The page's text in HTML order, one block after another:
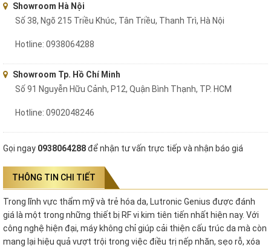
Showroom Hà Nội
Số 38, Ngõ 215 Triều Khúc, Tân Triều, Thanh Trì, Hà Nội
Hotline: 0938064288
Showroom Tp. Hồ Chí Minh
Số 91 Nguyễn Hữu Cảnh, P12, Quận Bình Thạnh, TP. HCM
Hotline: 0902048246
Gọi ngay 0938064288để nhận tư vấn trực tiếp và nhận báo giá
THÔNG TIN CHI TIẾT
Trong lĩnh vực thẩm mỹ và trẻ hóa da, Lutronic Genius được đánh
giá là một trong những thiết bị RF vi kim tiên tiến nhất hiện nay. Với
công nghệ hiện đại, máy không chỉ giúp cải thiện cấu trúc da mà còn
mang lại hiệu quả vượt trội trong việc điều trị nếp nhăn, sẹo rỗ, xóa